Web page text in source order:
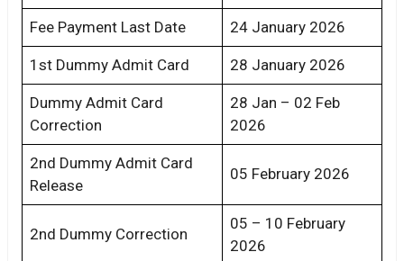
Fee Payment Last Date 24 January 2026
1st Dummy Admit Card 28 January 2026
Dummy Admit Card
Correction
28 Jan – 02 Feb
2026
2nd Dummy Admit Card
Release
05 February 2026
2nd Dummy Correction
05 – 10 February
2026